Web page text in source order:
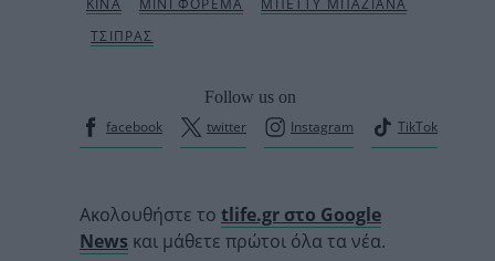
Follow us on
facebook
twitter Instagram TikTok
Ακολουθήστε το tlife.gr στο Google
News και μάθετε πρώτοι όλα τα νέα.